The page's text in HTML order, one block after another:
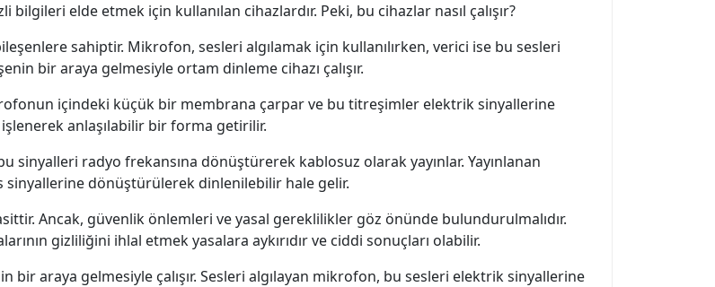
elde etmek için kullanılan cihazlardır. Peki, bu cihazlar nasıl çalışır?
sahiptir. Mikrofon, sesleri algılamak için kullanılırken, verici ise bu sesleri
bir araya gelmesiyle ortam dinleme cihazı çalışır.
içindeki küçük bir membrana çarpar ve bu titreşimler elektrik sinyallerine
anlaşılabilir bir forma getirilir.
sinyalleri radyo frekansına dönüştürerek kablosuz olarak yayınlar. Yayınlanan
sinyallerine dönüştürülerek dinlenilebilir hale gelir.
Ancak, güvenlik önlemleri ve yasal gereklilikler göz önünde bulundurulmalıdır.
gizliliğini ihlal etmek yasalara aykırıdır ve ciddi sonuçları olabilir.
araya gelmesiyle çalışır. Sesleri algılayan mikrofon, bu sesleri elektrik sinyallerine